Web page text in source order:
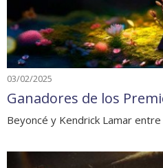
03/02/2025
Ganadores de los
Beyoncé y Kendrick Lamar